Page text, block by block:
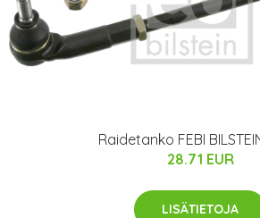
Raidetanko FEBI
28.71 EUR
LISÄTIETOJA